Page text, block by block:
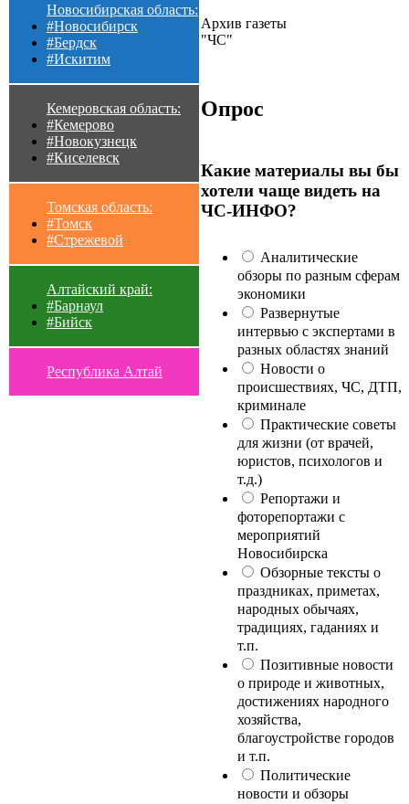
Новосибирская область:
#Новосибирск
#Бердск
#Искитим
Кемеровская область:
#Кемерово
#Новокузнецк
#Киселевск
Томская область:
#Томск
#Стрежевой
Алтайский край:
#Барнаул
#Бийск
Республика Алтай
Архив газеты
"ЧС"
Опрос
Какие материалы вы бы
хотели чаще видеть на
ЧС-ИНФО?
Аналитические
обзоры по разным сферам
экономики
Развернутые
интервью с экспертами в
разных областях знаний
Новости о
происшествиях, ЧС, ДТП,
криминале
Практические советы
для жизни (от врачей,
юристов, психологов и
т.д.)
Репортажи и
фоторепортажи с
мероприятий
Новосибирска
Обзорные тексты о
праздниках, приметах,
народных обычаях,
традициях, гаданиях и
т.п.
Позитивные новости
о природе и животных,
достижениях народного
хозяйства,
благоустройстве городов
и т.п.
Политические
новости и обзоры